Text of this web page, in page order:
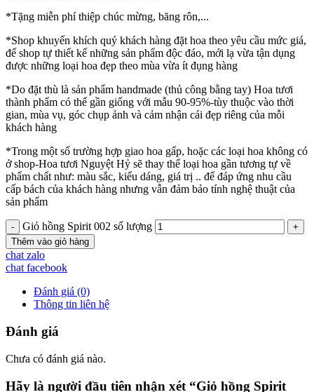
*Tặng miễn phí thiệp chúc mừng, băng rôn,...
*Shop khuyến khích quý khách hàng đặt hoa theo yêu cầu mức giá,
để shop tự thiết kế những sản phẩm độc đáo, mới lạ vừa tận dụng
được những loại hoa đẹp theo mùa vừa ít đụng hàng
*Do đặt thù là sản phẩm handmade (thủ công bằng tay) Hoa tươi
thành phẩm có thể gần giống với mẫu 90-95%-tùy thuộc vào thời
gian, mùa vụ, góc chụp ảnh và cảm nhận cái đẹp riêng của mỗi
khách hàng
*Trong một số trường hợp giao hoa gấp, hoặc các loại hoa không có
ở shop-Hoa tươi Nguyệt Hỷ sẽ thay thế loại hoa gần tương tự về
phẩm chất như: màu sắc, kiểu dáng, giá trị .. để đáp ứng nhu cầu
cấp bách của khách hàng nhưng vẫn đảm bảo tính nghệ thuật của
sản phẩm
Giỏ hồng Spirit 002 số lượng
Thêm vào giỏ hàng
chat zalo
chat facebook
Đánh giá (0)
Thông tin liên hệ
Đánh giá
Chưa có đánh giá nào.
Hãy là người đầu tiên nhận xét “Giỏ hồng Spirit